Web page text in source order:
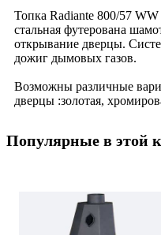
Топка Radiante 800/57
стальная футерована
открывание дверцы.
дожиг дымовых газов.
Возможны различные
дверцы :золотая,
Популярные в этой